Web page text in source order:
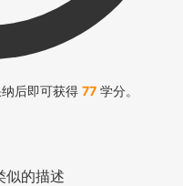
后即可获得 77 学分。
的描述